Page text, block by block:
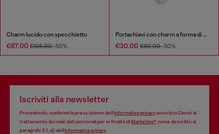
Charm lucido con specchietto
€67.00 €135.00-50%
Portachiavi con charm a forma di D ovale in metallo e resina
€30.00 €60.00-50%
Iscriviti alla newsletter
Procedendo, confermi la presa visione dell’informativa privacyautorizzo Diesel al
trattamento dei miei dati personali per le finalità diMarketing*come descritto al
paragrafo 3.1, d) dell’informativa privacy.